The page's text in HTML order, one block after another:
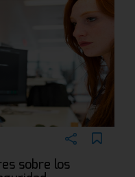
sobre los